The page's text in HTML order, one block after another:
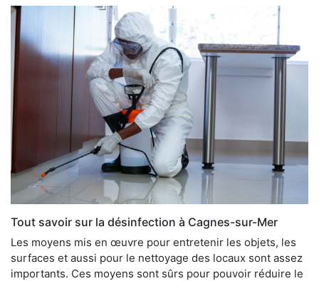
Tout savoir sur la désinfection à Cagnes-sur-Mer
Les moyens mis en œuvre pour entretenir les objets, les
surfaces et aussi pour le nettoyage des locaux sont assez
importants. Ces moyens sont sûrs pour pouvoir réduire le